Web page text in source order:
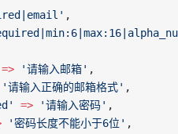
,
=> '请输入邮箱' ,
'请输入正确的邮箱格式' ,
=> '请输入密码' ,
'密码长度不能小于6位' ,